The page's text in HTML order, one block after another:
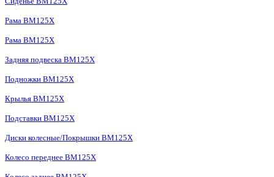
Рама BM125X
Рама BM125X
Задняя подвеска BM125X
Подножки BM125X
Крылья BM125X
Подставки BM125X
Диски колесные/Покрышки BM125X
Колесо переднее BM125X